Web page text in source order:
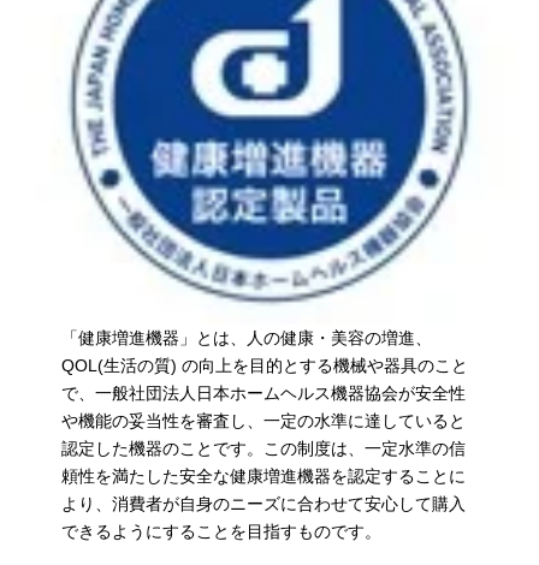
「健康増進機器」とは、人の健康・美容の増進、
QOL(生活の質) の向上を目的とする機械や器具のこと
で、一般社団法人日本ホームヘルス機器協会が安全性
や機能の妥当性を審査し、一定の水準に達していると
認定した機器のことです。この制度は、一定水準の信
頼性を満たした安全な健康増進機器を認定することに
より、消費者が自身のニーズに合わせて安心して購入
できるようにすることを目指すものです。